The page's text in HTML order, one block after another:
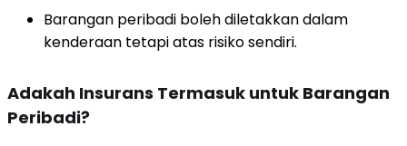
Barangan peribadi boleh diletakkan dalam
kenderaan tetapi atas risiko sendiri.
Adakah Insurans Termasuk untuk Barangan
Peribadi?